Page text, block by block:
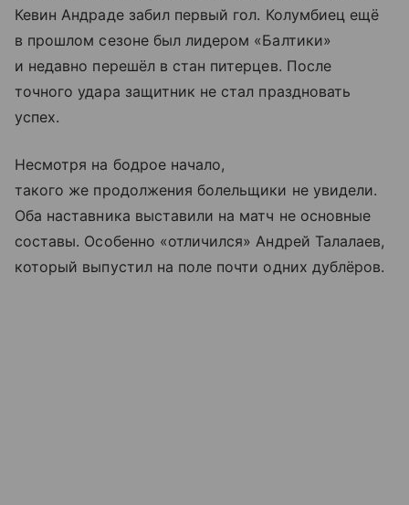
Кевин Андраде забил первый гол. Колумбиец ещё
в прошлом сезоне был лидером «Балтики»
и недавно перешёл в стан питерцев. После
точного удара защитник не стал праздновать
успех.
Несмотря на бодрое начало,
такого же продолжения болельщики не увидели.
Оба наставника выставили на матч не основные
составы. Особенно «отличился» Андрей Талалаев,
который выпустил на поле почти одних дублёров.